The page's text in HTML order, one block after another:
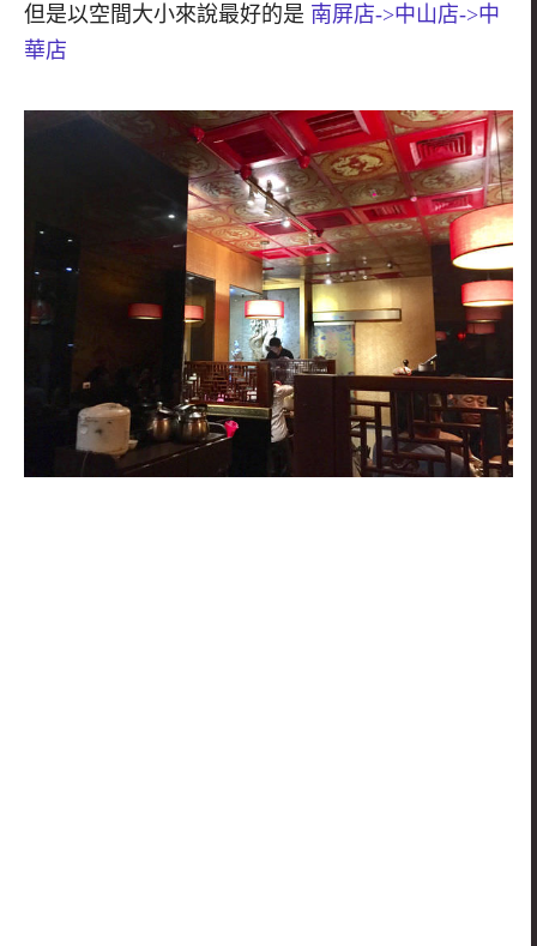
但是以空間大小來說最好的是 南屏店->中山店->中
華店